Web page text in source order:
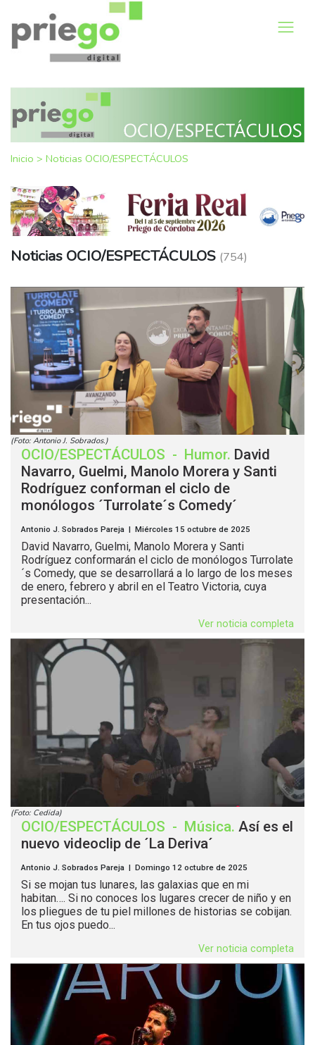
Inicio > Noticias OCIO/ESPECTÁCULOS
Noticias OCIO/ESPECTÁCULOS (754)
(Foto: Antonio J. Sobrados.)
OCIO/ESPECTÁCULOS - Humor. David
Navarro, Guelmi, Manolo Morera y Santi
Rodríguez conforman el ciclo de
monólogos ´Turrolate´s Comedy´
Antonio J. Sobrados Pareja | Miércoles 15 octubre de 2025
David Navarro, Guelmi, Manolo Morera y Santi
Rodríguez conformarán el ciclo de monólogos Turrolate
´s Comedy, que se desarrollará a lo largo de los meses
de enero, febrero y abril en el Teatro Victoria, cuya
presentación...
Ver noticia completa
(Foto: Cedida)
OCIO/ESPECTÁCULOS - Música. Así es el
nuevo videoclip de ´La Deriva´
Antonio J. Sobrados Pareja | Domingo 12 octubre de 2025
Si se mojan tus lunares, las galaxias que en mi
habitan…. Si no conoces los lugares crecer de niño y en
los pliegues de tu piel millones de historias se cobijan.
En tus ojos puedo...
Ver noticia completa